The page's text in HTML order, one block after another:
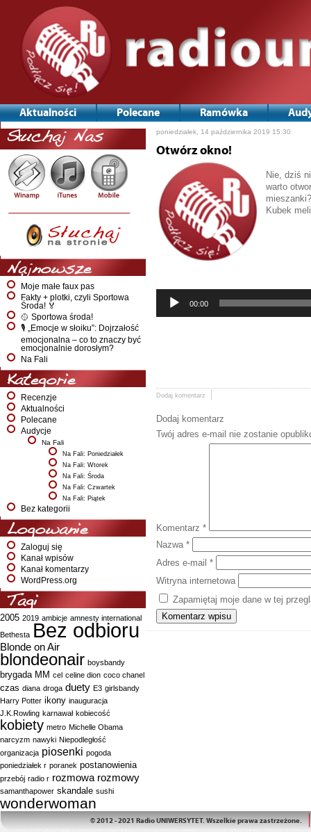
Aktualności Polecane Ramówka
Słuchaj Nas
Najnowsze
Moje małe faux pas
Fakty + plotki, czyli Sportowa
Środa! 🏅
🥎 Sportowa środa!
🎙️ „Emocje w słoiku”: Dojrzałość
emocjonalna – co to znaczy być
emocjonalnie dorosłym?
Na Fali
Kategorie
Recenzje
Aktualności
Polecane
Audycje
Na Fali
Na Fali: Poniedziałek
Na Fali: Wtorek
Na Fali: Środa
Na Fali: Czwartek
Na Fali: Piątek
Bez kategorii
Logowanie
Zaloguj się
Kanał wpisów
Kanał komentarzy
WordPress.org
Tagi
2005 2019 ambicje amnesty international
Bethesta Bez odbioru
Blonde on Air
blondeonair boysbandy
brygada MM cel celine dion coco chanel
czas diana droga duety E3 girlsbandy
Harry Potter ikony inauguracja
J.K.Rowling karnawał kobiecość
kobiety metro Michelle Obama
narcyzm nawyki Niepodległość
organizacja piosenki pogoda
poniedziałek r poranek postanowienia
przebój radio r rozmowa rozmowy
samanthapower skandale sushi
wonderwoman
poniedziałek, 14 października 2019 15:30
Otwórz okno!
Nie, dziś
warto
Kubek
00:00
Dodaj komentarz
Dodaj komentarz
Twój adres e-mail nie zostanie
Komentarz *
Nazwa *
Adres e-mail *
Witryna internetowa
Zapamiętaj moje dane w tej
© 2012 - 2021 Radio UNIWERSYTET. Wszelkie prawa zastrzeżone.